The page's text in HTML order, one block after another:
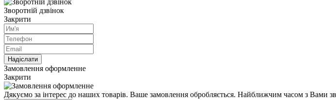
Зворотній дзвінок
Закрити
Надiслати
Замовлення оформленне
Закрити
Дякуємо за інтерес до наших товарів. Ваше замовлення обробляється. Найближчим часом з Вами